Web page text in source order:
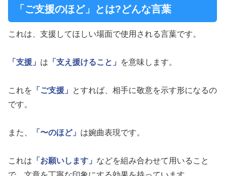
「ご支援のほど」とは?どんな言葉
これは、支援してほしい場面で使用される言葉です。
「支援」 は 「支え援けること」 を意味します。
これを 「ご支援」
とすれば、相手に敬意を示す形になるの
です。
また、 「〜のほど」 は婉曲表現です。
これは 「お願いします」 などを組み合わせて用いること